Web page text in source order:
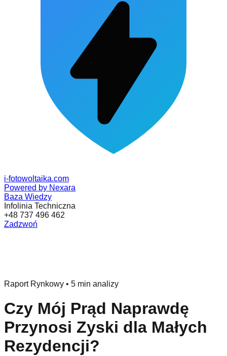
i-fotowoltaika.com
Powered by Nexara
Baza Wiedzy
Infolinia Techniczna
+48 737 496 462
Zadzwoń
Raport Rynkowy • 5 min analizy
Czy Mój Prąd Naprawdę
Przynosi Zyski dla Małych
Rezydencji?